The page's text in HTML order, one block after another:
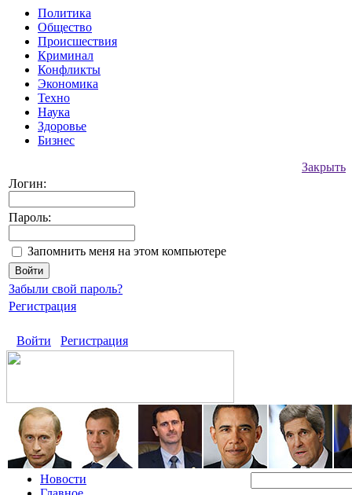
Политика
Общество
Происшествия
Криминал
Конфликты
Экономика
Техно
Наука
Здоровье
Бизнес
Закрыть
Логин:
Пароль:
Запомнить меня на этом компьютере
Забыли свой пароль?
Регистрация
Войти Регистрация
Новости